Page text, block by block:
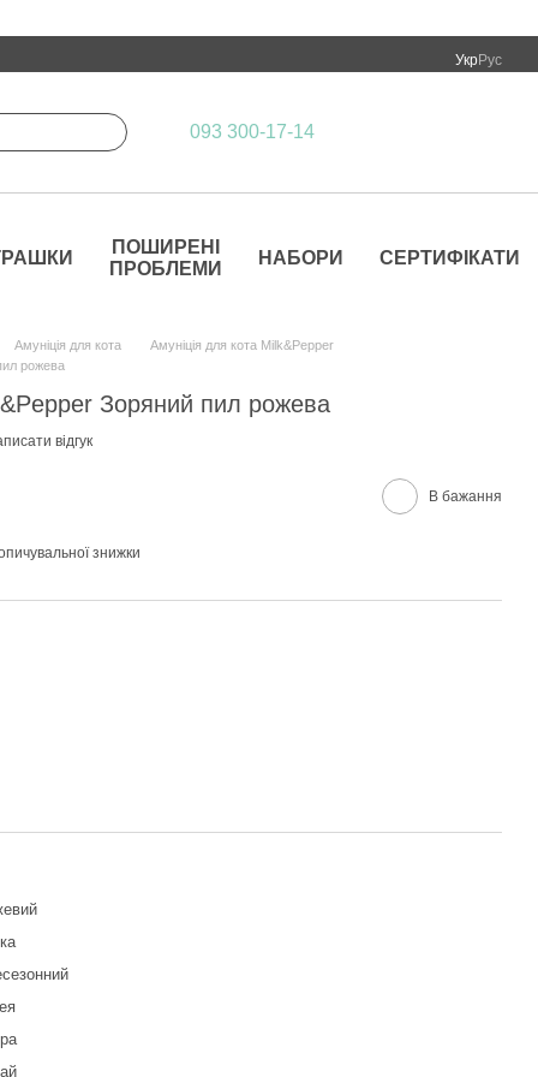
УкрРус
093 300-17-14
ПОШИРЕНІ
ПРОБЛЕМИ
НАБОРИ СЕРТИФІКАТИ
Амуніція для кота
Амуніція для кота Milk&Pepper
рожева
Зоряний пил рожева
відгук
В бажання
знижки